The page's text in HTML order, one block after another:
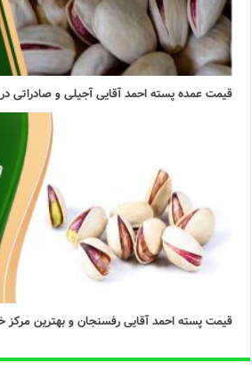
قیمت عمده پسته احمد آقایی آجیلی و صادراتی
قیمت پسته احمد آقایی رفسنجان و بهترین مرکز